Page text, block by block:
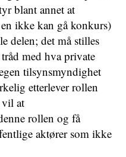
blant annet at
ikke kan gå konkurs)
delen; det må stilles
med hva private
tilsynsmyndighet
etterlever rollen
vil at
rollen og få
aktører som ikke